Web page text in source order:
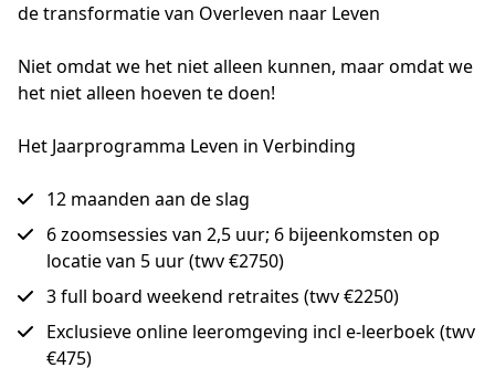
de transformatie van Overleven naar Leven
Niet omdat we het niet alleen kunnen, maar omdat we
het niet alleen hoeven te doen!
Het Jaarprogramma Leven in Verbinding
12 maanden aan de slag
6 zoomsessies van 2,5 uur; 6 bijeenkomsten op
locatie van 5 uur (twv €2750)
3 full board weekend retraites (twv €2250)
Exclusieve online leeromgeving incl e-leerboek (twv
€475)